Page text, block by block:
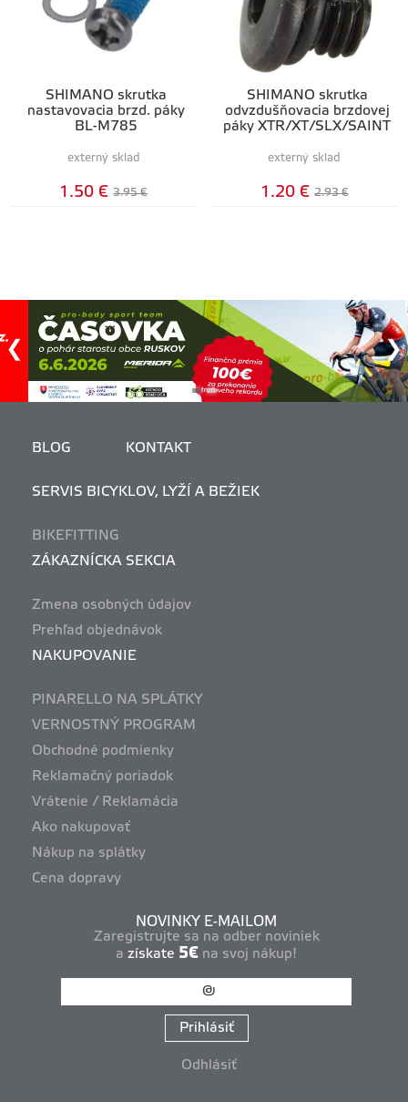
SHIMANO skrutka
nastavovacia brzd. páky
BL-M785
externý sklad
1.50 € 3.95 €
SHIMANO skrutka
odvzdušňovacia brzdovej
páky XTR/XT/SLX/SAINT
externý sklad
1.20 € 2.93 €
BLOG KONTAKT
SERVIS BICYKLOV, LYŽÍ A BEŽIEK
BIKEFITTING
ZÁKAZNÍCKA SEKCIA
Zmena osobných údajov
Prehľad objednávok
NAKUPOVANIE
PINARELLO NA SPLÁTKY
VERNOSTNÝ PROGRAM
Obchodné podmienky
Reklamačný poriadok
Vrátenie / Reklamácia
Ako nakupovať
Nákup na splátky
Cena dopravy
NOVINKY E-MAILOM
Zaregistrujte sa na odber noviniek
a získate 5€ na svoj nákup!
Prihlásiť
Odhlásiť